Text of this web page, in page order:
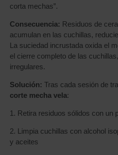
corta mechas”.
Consecuencia: Residuos de
acumulan en las cuchillas,
La suciedad incrustada oxida el
el cierre completo de las
irregulares.
Solución: Tras cada sesión de
corte mecha vela:
1. Retira residuos sólidos con un
2. Limpia cuchillas con alcohol
y aceites